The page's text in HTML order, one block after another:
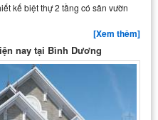
kế biệt thự 2 tầng có sân vườn
[Xem thêm]
nay tại Bình Dương